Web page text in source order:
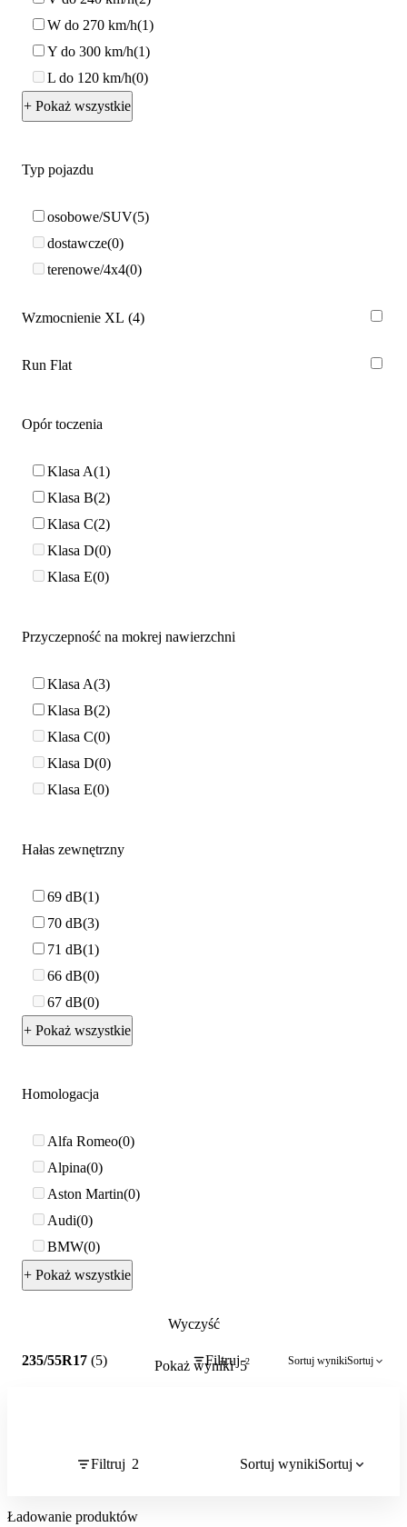
W do 270 km/h 1
Y do 300 km/h 1
L do 120 km/h 0
+ Pokaż wszystkie
Typ pojazdu
osobowe/SUV 5
dostawcze 0
terenowe/4x4 0
Wzmocnienie XL 4
Run Flat
Opór toczenia
Klasa A 1
Klasa B 2
Klasa C 2
Klasa D 0
Klasa E 0
Przyczepność na mokrej nawierzchni
Klasa A 3
Klasa B 2
Klasa C 0
Klasa D 0
Klasa E 0
Hałas zewnętrzny
69 dB 1
70 dB 3
71 dB 1
66 dB 0
67 dB 0
+ Pokaż wszystkie
Homologacja
Alfa Romeo 0
Alpina 0
Aston Martin 0
Audi 0
BMW 0
+ Pokaż wszystkie
Wyczyść
Pokaż wyniki 5
235/55R17 (5) Filtruj 2 Sortuj wynikiSortuj
Filtruj 2 Sortuj wynikiSortuj
Ładowanie produktów